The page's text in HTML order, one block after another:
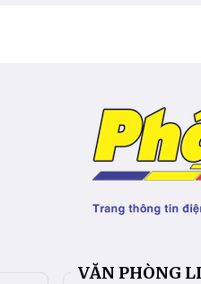
VĂN PHÒNG